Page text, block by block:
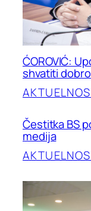
ĆOROVIĆ:
shvatiti
Čestitka BS
medija